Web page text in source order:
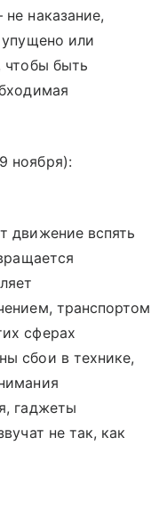
наказание,
или
чтобы быть
ноября):
движение вспять
транспортом
сферах
сбои в технике,
гаджеты
не так, как